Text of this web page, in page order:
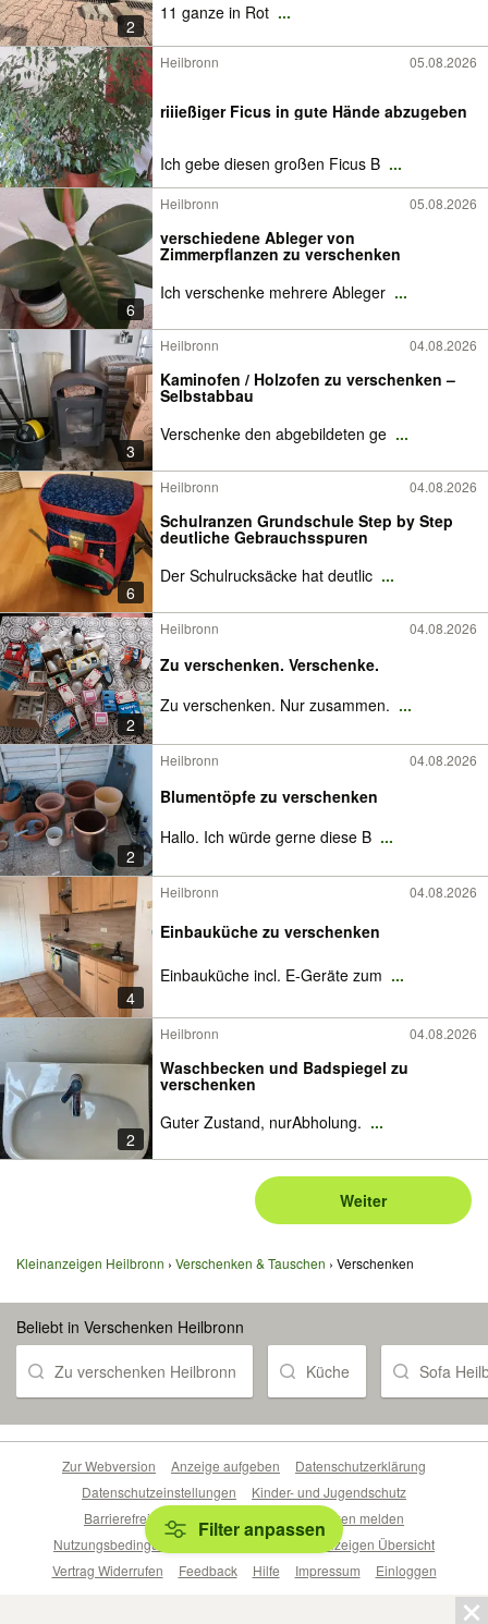
2
11 ganze in Rot ...
Heilbronn 05.08.2026
riiießiger Ficus in gute Hände abzugeben
Ich gebe diesen großen Ficus B ...
6
Heilbronn 05.08.2026
verschiedene Ableger von
Zimmerpflanzen zu verschenken
Ich verschenke mehrere Ableger ...
3
Heilbronn 04.08.2026
Kaminofen / Holzofen zu verschenken –
Selbstabbau
Verschenke den abgebildeten ge ...
6
Heilbronn 04.08.2026
Schulranzen Grundschule Step by Step
deutliche Gebrauchsspuren
Der Schulrucksäcke hat deutlic ...
2
Heilbronn 04.08.2026
Zu verschenken. Verschenke.
Zu verschenken. Nur zusammen. ...
2
Heilbronn 04.08.2026
Blumentöpfe zu verschenken
Hallo. Ich würde gerne diese B ...
4
Heilbronn 04.08.2026
Einbauküche zu verschenken
Einbauküche incl. E-Geräte zum ...
2
Heilbronn 04.08.2026
Waschbecken und Badspiegel zu
verschenken
Guter Zustand, nurAbholung. ...
Weiter
Kleinanzeigen Heilbronn Verschenken & Tauschen Verschenken
Beliebt in Verschenken Heilbronn
Zu verschenken Heilbronn Küche Sofa
Filter anpassen
Zur Webversion Anzeige aufgeben
Datenschutzerklärung
Datenschutzeinstellungen
Kinder- und Jugendschutz
Barrierefreiheitserklärung
Sicherheitslücken melden
Nutzungsbedingungen
Beliebte Suchen
Anzeigen Übersicht
Vertrag Widerrufen
Feedback Hilfe Impressum Einloggen